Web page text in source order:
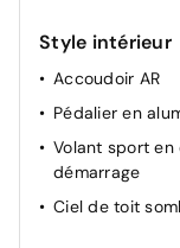
Style intérieur
Accoudoir AR
Pédalier en
Volant sport
démarrage
Ciel de toit